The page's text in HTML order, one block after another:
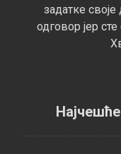
задатке
одговор јер